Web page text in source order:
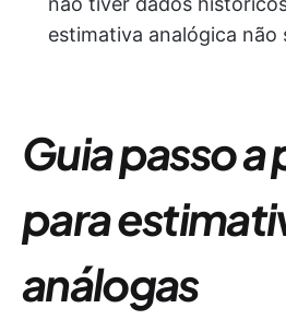
estimativa analógica não
Guia passo a
para
análogas